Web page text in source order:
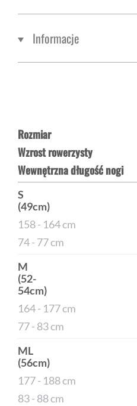
Informacje
Rozmiar
Wzrost rowerzysty
Wewnętrzna długość nogi
S
(49cm)
158 - 164 cm
74 - 77 cm
M
(52-
54cm)
164 - 177 cm
77 - 83 cm
ML
(56cm)
177 - 188 cm
83 - 88 cm